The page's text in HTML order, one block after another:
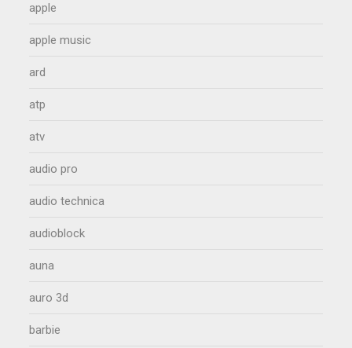
apple
apple music
ard
atp
atv
audio pro
audio technica
audioblock
auna
auro 3d
barbie